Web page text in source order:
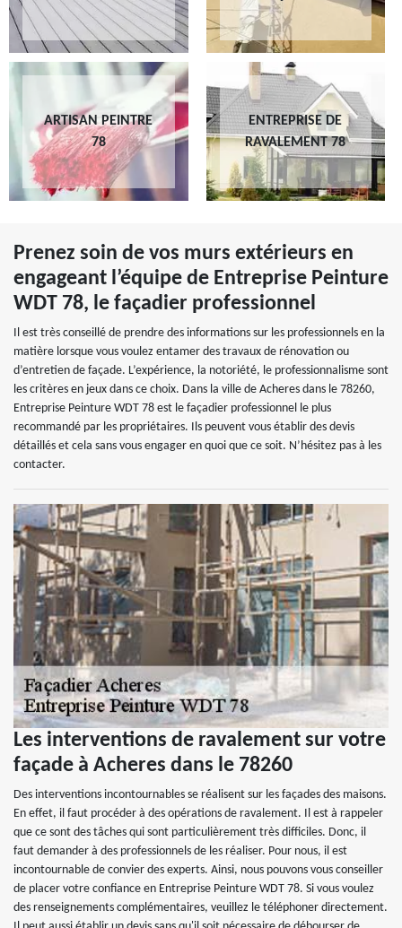
ARTISAN PEINTRE
78
ENTREPRISE DE
RAVALEMENT 78
Prenez soin de vos murs extérieurs en
engageant l’équipe de Entreprise Peinture
WDT 78, le façadier professionnel
Il est très conseillé de prendre des informations sur les professionnels en la
matière lorsque vous voulez entamer des travaux de rénovation ou
d’entretien de façade. L’expérience, la notoriété, le professionnalisme sont
les critères en jeux dans ce choix. Dans la ville de Acheres dans le 78260,
Entreprise Peinture WDT 78 est le façadier professionnel le plus
recommandé par les propriétaires. Ils peuvent vous établir des devis
détaillés et cela sans vous engager en quoi que ce soit. N’hésitez pas à les
contacter.
Les interventions de ravalement sur votre
façade à Acheres dans le 78260
Des interventions incontournables se réalisent sur les façades des maisons.
En effet, il faut procéder à des opérations de ravalement. Il est à rappeler
que ce sont des tâches qui sont particulièrement très difficiles. Donc, il
faut demander à des professionnels de les réaliser. Pour nous, il est
incontournable de convier des experts. Ainsi, nous pouvons vous conseiller
de placer votre confiance en Entreprise Peinture WDT 78. Si vous voulez
des renseignements complémentaires, veuillez le téléphoner directement.